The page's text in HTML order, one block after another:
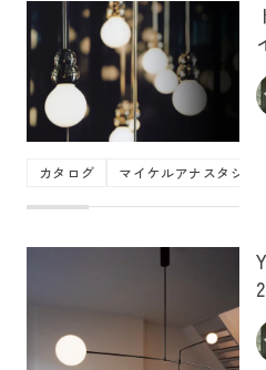
カタログ マイケルアナスタシア